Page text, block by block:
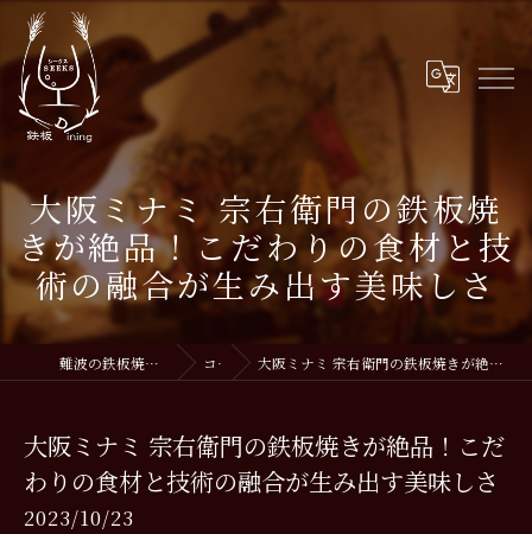
大阪ミナミ 宗右衛門の鉄板焼
きが絶品！こだわりの食材と技
術の融合が生み出す美味しさ
難波の鉄板焼きなら鉄板DiningSEEKS コラム 大阪ミナミ 宗右衛門の鉄板焼きが絶品！こだわりの食材と技術の融合が生み出す美味しさ
大阪ミナミ 宗右衛門の鉄板焼きが絶品！こだ
わりの食材と技術の融合が生み出す美味しさ
2023/10/23